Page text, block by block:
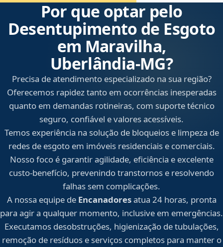
Por que optar pelo
Desentupimento de Esgoto
em Maravilha,
Uberlândia‑MG?
Precisa de atendimento especializado na sua região?
Oferecemos rapidez tanto em ocorrências inesperadas
quanto em demandas rotineiras, com suporte técnico
seguro, confiável e valores acessíveis.
Temos experiência na solução de bloqueios e limpeza de
redes de esgoto em imóveis residenciais e comerciais.
Nosso foco é garantir agilidade, eficiência e excelente
custo-benefício, prevenindo transtornos e resolvendo
falhas sem complicações.
A nossa equipe de Encanadoresatua 24 horas, pronta
para agir a qualquer momento, inclusive em emergências.
Executamos desobstruções, higienização de tubulações,
remoção de resíduos e serviços completos para manter o